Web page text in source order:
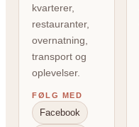
kvarterer,
restauranter,
overnatning,
transport og
oplevelser.
FØLG MED
Facebook